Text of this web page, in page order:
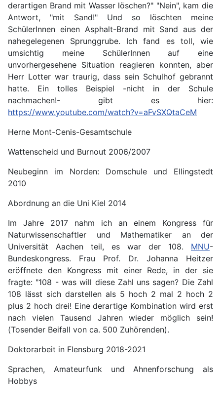
derartigen Brand mit Wasser löschen?" "Nein", kam die
Antwort, "mit Sand!" Und so löschten meine
SchülerInnen einen Asphalt-Brand mit Sand aus der
nahegelegenen Sprunggrube. Ich fand es toll, wie
umsichtig meine SchülerInnen auf eine
unvorhergesehene Situation reagieren konnten, aber
Herr Lotter war traurig, dass sein Schulhof gebrannt
hatte. Ein tolles Beispiel -nicht in der Schule
nachmachen!- gibt es hier:
https://www.youtube.com/watch?v=aFvSXQtaCeM
Herne Mont-Cenis-Gesamtschule
Wattenscheid und Burnout 2006/2007
Neubeginn im Norden: Domschule und Ellingstedt
2010
Abordnung an die Uni Kiel 2014
Im Jahre 2017 nahm ich an einem Kongress für
Naturwissenschaftler und Mathematiker an der
Universität Aachen teil, es war der 108. MNU-
Bundeskongress. Frau Prof. Dr. Johanna Heitzer
eröffnete den Kongress mit einer Rede, in der sie
fragte: "108 - was will diese Zahl uns sagen? Die Zahl
108 lässt sich darstellen als 5 hoch 2 mal 2 hoch 2
plus 2 hoch drei! Eine derartige Kombination wird erst
nach vielen Tausend Jahren wieder möglich sein!
(Tosender Beifall von ca. 500 Zuhörenden).
Doktorarbeit in Flensburg 2018-2021
Sprachen, Amateurfunk und Ahnenforschung als
Hobbys